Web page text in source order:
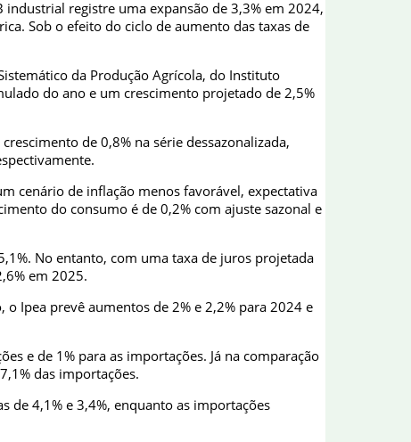
registre uma expansão de 3,3% em 2024,
Sob o efeito do ciclo de aumento das taxas de
da Produção Agrícola, do Instituto
do ano e um crescimento projetado de 2,5%
de 0,8% na série dessazonalizada,
cenário de inflação menos favorável, expectativa
do consumo é de 0,2% com ajuste sazonal e
No entanto, com uma taxa de juros projetada
em 2025.
Ipea prevê aumentos de 2% e 2,2% para 2024 e
e de 1% para as importações. Já na comparação
das importações.
de 4,1% e 3,4%, enquanto as importações